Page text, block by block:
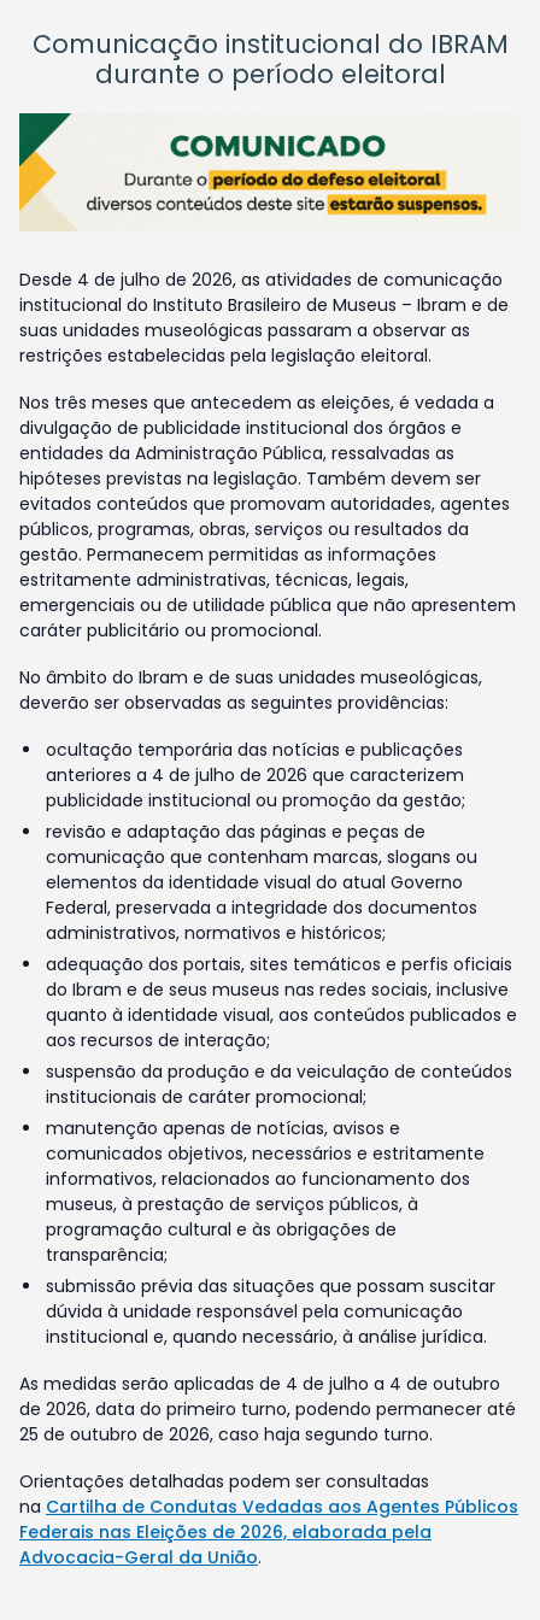
Comunicação institucional do IBRAM
durante o período eleitoral
Desde 4 de julho de 2026, as atividades de comunicação
institucional do Instituto Brasileiro de Museus – Ibram e de
suas unidades museológicas passaram a observar as
restrições estabelecidas pela legislação eleitoral.
Nos três meses que antecedem as eleições, é vedada a
divulgação de publicidade institucional dos órgãos e
entidades da Administração Pública, ressalvadas as
hipóteses previstas na legislação. Também devem ser
evitados conteúdos que promovam autoridades, agentes
públicos, programas, obras, serviços ou resultados da
gestão. Permanecem permitidas as informações
estritamente administrativas, técnicas, legais,
emergenciais ou de utilidade pública que não apresentem
caráter publicitário ou promocional.
No âmbito do Ibram e de suas unidades museológicas,
deverão ser observadas as seguintes providências:
ocultação temporária das notícias e publicações
anteriores a 4 de julho de 2026 que caracterizem
publicidade institucional ou promoção da gestão;
revisão e adaptação das páginas e peças de
comunicação que contenham marcas, slogans ou
elementos da identidade visual do atual Governo
Federal, preservada a integridade dos documentos
administrativos, normativos e históricos;
adequação dos portais, sites temáticos e perfis oficiais
do Ibram e de seus museus nas redes sociais, inclusive
quanto à identidade visual, aos conteúdos publicados e
aos recursos de interação;
suspensão da produção e da veiculação de conteúdos
institucionais de caráter promocional;
manutenção apenas de notícias, avisos e
comunicados objetivos, necessários e estritamente
informativos, relacionados ao funcionamento dos
museus, à prestação de serviços públicos, à
programação cultural e às obrigações de
transparência;
submissão prévia das situações que possam suscitar
dúvida à unidade responsável pela comunicação
institucional e, quando necessário, à análise jurídica.
As medidas serão aplicadas de 4 de julho a 4 de outubro
de 2026, data do primeiro turno, podendo permanecer até
25 de outubro de 2026, caso haja segundo turno.
Orientações detalhadas podem ser consultadas
na Cartilha de Condutas Vedadas aos Agentes Públicos
Federais nas Eleições de 2026, elaborada pela
Advocacia-Geral da União.